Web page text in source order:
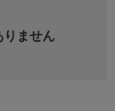
りません